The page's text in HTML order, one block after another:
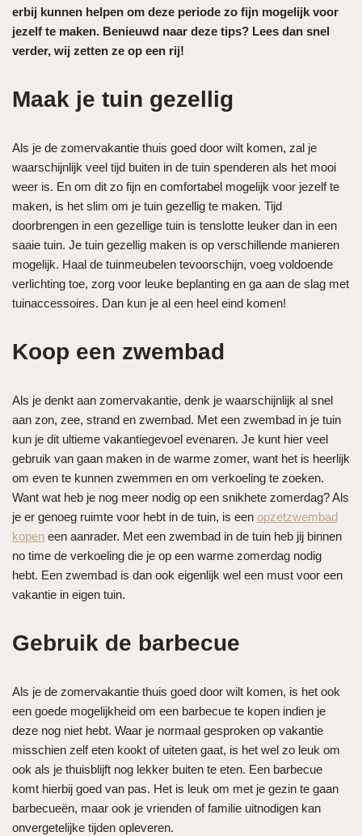
erbij kunnen helpen om deze periode zo fijn mogelijk voor
jezelf te maken. Benieuwd naar deze tips? Lees dan snel
verder, wij zetten ze op een rij!
Maak je tuin gezellig
Als je de zomervakantie thuis goed door wilt komen, zal je
waarschijnlijk veel tijd buiten in de tuin spenderen als het mooi
weer is. En om dit zo fijn en comfortabel mogelijk voor jezelf te
maken, is het slim om je tuin gezellig te maken. Tijd
doorbrengen in een gezellige tuin is tenslotte leuker dan in een
saaie tuin. Je tuin gezellig maken is op verschillende manieren
mogelijk. Haal de tuinmeubelen tevoorschijn, voeg voldoende
verlichting toe, zorg voor leuke beplanting en ga aan de slag met
tuinaccessoires. Dan kun je al een heel eind komen!
Koop een zwembad
Als je denkt aan zomervakantie, denk je waarschijnlijk al snel
aan zon, zee, strand en zwembad. Met een zwembad in je tuin
kun je dit ultieme vakantiegevoel evenaren. Je kunt hier veel
gebruik van gaan maken in de warme zomer, want het is heerlijk
om even te kunnen zwemmen en om verkoeling te zoeken.
Want wat heb je nog meer nodig op een snikhete zomerdag? Als
je er genoeg ruimte voor hebt in de tuin, is een opzetzwembad
kopen een aanrader. Met een zwembad in de tuin heb jij binnen
no time de verkoeling die je op een warme zomerdag nodig
hebt. Een zwembad is dan ook eigenlijk wel een must voor een
vakantie in eigen tuin.
Gebruik de barbecue
Als je de zomervakantie thuis goed door wilt komen, is het ook
een goede mogelijkheid om een barbecue te kopen indien je
deze nog niet hebt. Waar je normaal gesproken op vakantie
misschien zelf eten kookt of uiteten gaat, is het wel zo leuk om
ook als je thuisblijft nog lekker buiten te eten. Een barbecue
komt hierbij goed van pas. Het is leuk om met je gezin te gaan
barbecueën, maar ook je vrienden of familie uitnodigen kan
onvergetelijke tijden opleveren.